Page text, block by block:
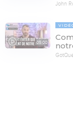
John
05:00